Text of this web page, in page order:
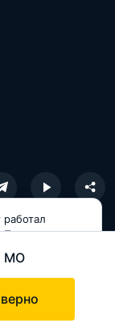
МО
Продолжая